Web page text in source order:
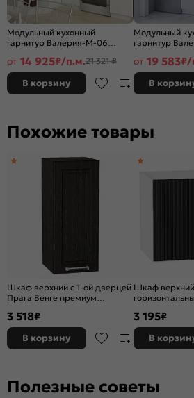
Модульный кухонный
гарнитур Валерия-М-06
2140x1290/2000x600
от 14 925₽/п.м.21 321 ₽
В корзину
Модульный
гарнитур
от 19 583₽/
В
Похожие товары
Шкаф верхний с 1-ой дверцей
Прага Венге премиум
3 518₽
В корзину
Шкаф верхний
3 195₽
В
Полезные советы